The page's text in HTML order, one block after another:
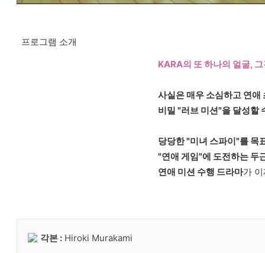
프로그램 소개
KARA의 또 하나의 얼굴,
사실은 매우 소심하고 연
비밀 "러브 미션"을 달성할
당당한 "미녀 스파이"를 목
"연애 게임"에 도전하는 두
연애 미션 수행 드라마가
각본 : Hiroki Murakami